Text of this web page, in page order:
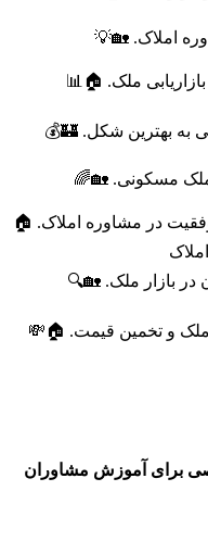
املاک. 🏡💡
ملک. 🏠📊
به بهترین شکل. 🏰💰
ملک مسکونی. 🏡🌈
در مشاوره املاک. 🏠
بازار ملک. 🏡🔍
ملک و تخمین قیمت. 🏠💸
برای آموزش مشاوران